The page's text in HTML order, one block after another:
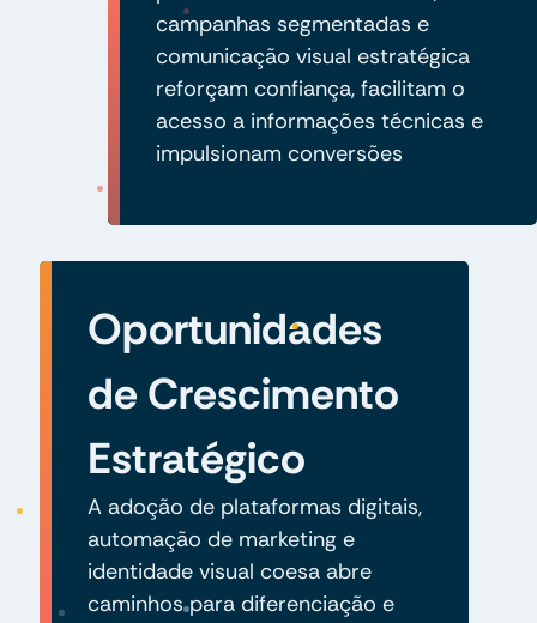
campanhas segmentadas e
comunicação visual estratégica
reforçam confiança, facilitam o
acesso a informações técnicas e
impulsionam conversões
Oportunidades
de Crescimento
Estratégico
A adoção de plataformas digitais,
automação de marketing e
identidade visual coesa abre
caminhos para diferenciação e